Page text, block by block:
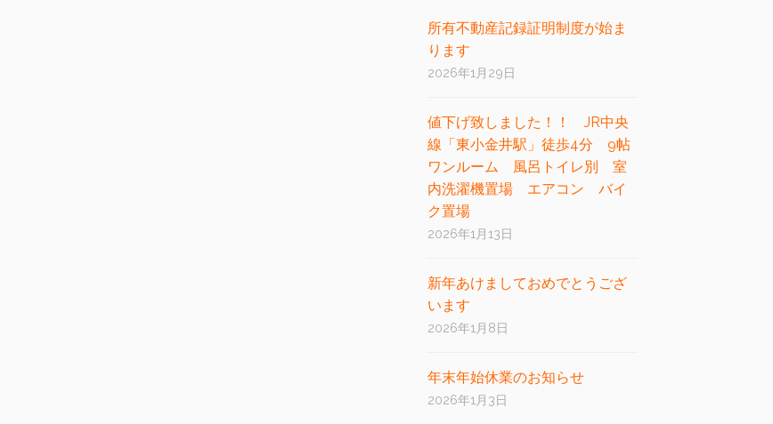
所有不動産記録証明制度が始ま
ります
2026年1月29日
値下げ致しました！！ JR中央
線「東小金井駅」徒歩4分 9帖
ワンルーム 風呂トイレ別 室
内洗濯機置場 エアコン バイ
ク置場
2026年1月13日
新年あけましておめでとうござ
います
2026年1月8日
年末年始休業のお知らせ
2026年1月3日